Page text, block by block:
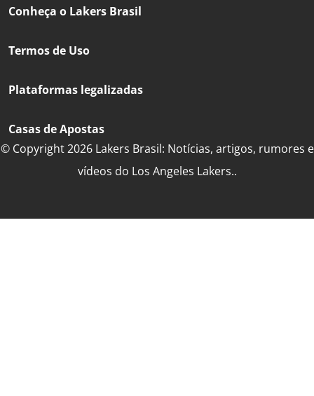
Conheça o Lakers Brasil
Termos de Uso
Plataformas legalizadas
Casas de Apostas
© Copyright 2026 Lakers Brasil: Notícias, artigos, rumores e
vídeos do Los Angeles Lakers..